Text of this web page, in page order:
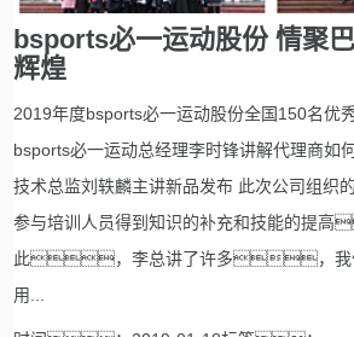
bsports必一运动股份 情聚
辉煌
2019年度bsports必一运动股份全国150名优
bsports必一运动总经理李时锋讲解代理商如
技术总监刘轶麟主讲新品发布 此次公司组织
参与培训人员得到知识的补充和技能的提
此，李总讲了许多，我们
用...